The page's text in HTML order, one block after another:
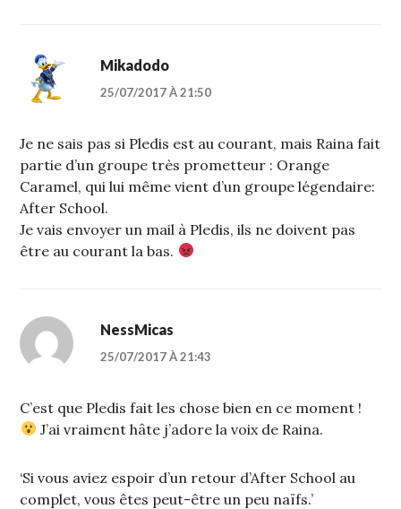
Mikadodo
25/07/2017 À 21:50
Je ne sais pas si Pledis est au courant, mais Raina fait
partie d’un groupe très prometteur : Orange
Caramel, qui lui même vient d’un groupe légendaire:
After School.
Je vais envoyer un mail à Pledis, ils ne doivent pas
être au courant la bas.
NessMicas
25/07/2017 À 21:43
C’est que Pledis fait les chose bien en ce moment !
J’ai vraiment hâte j’adore la voix de Raina.
‘Si vous aviez espoir d’un retour d’After School au
complet, vous êtes peut-être un peu naïfs.’